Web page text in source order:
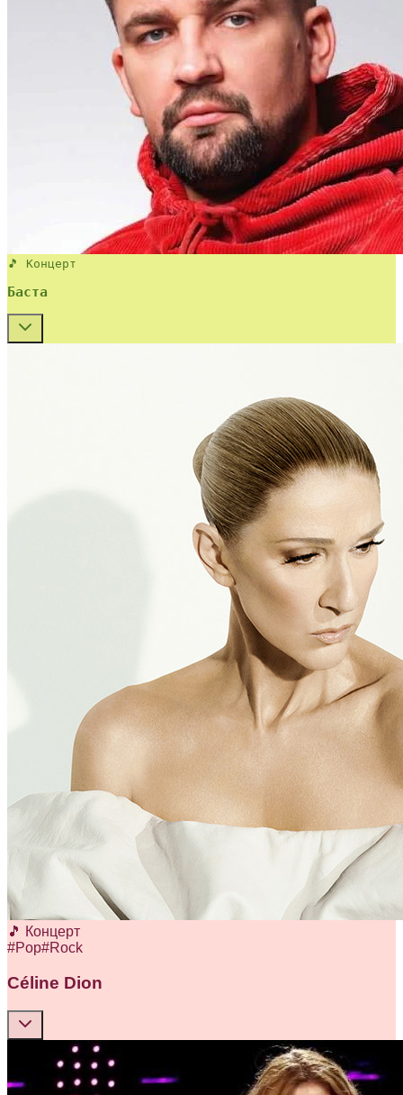
🎵 Концерт
Баста
🎵 Концерт
#Pop#Rock
Céline Dion